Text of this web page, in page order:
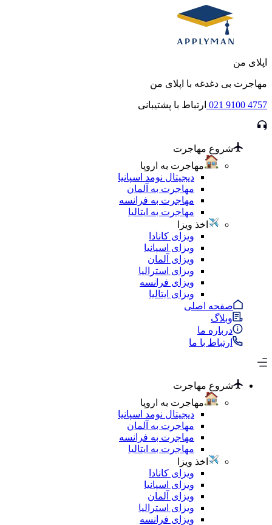
اپلای من
مهاجرت بی دغدغه با اپلای من
021 9100 4757 ارتباط با پشتیبانی
شروع مهاجرت
مهاجرت به اروپا
دیجیتال نومد اسپانیا
مهاجرت به آلمان
مهاجرت به فرانسه
مهاجرت به ایتالیا
اخذ ویزا
ویزای کانادا
ویزای اسپانیا
ویزای آلمان
ویزای استرالیا
ویزای فرانسه
ویزای ایتالیا
صفحه اصلی
وبلاگ
درباره ما
ارتباط با ما
شروع مهاجرت
مهاجرت به اروپا
دیجیتال نومد اسپانیا
مهاجرت به آلمان
مهاجرت به فرانسه
مهاجرت به ایتالیا
اخذ ویزا
ویزای کانادا
ویزای اسپانیا
ویزای آلمان
ویزای استرالیا
ویزای فرانسه